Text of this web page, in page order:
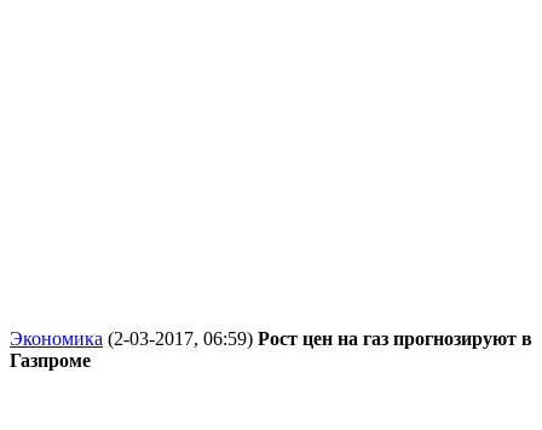
Экономика (2-03-2017, 06:59) Рост цен на газ прогнозируют в
Газпроме